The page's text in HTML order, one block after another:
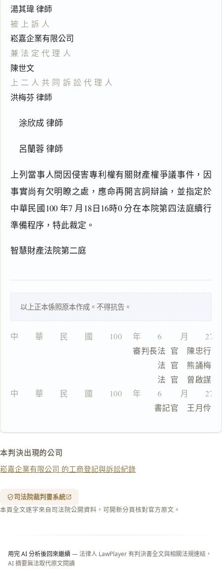
湯其瑋 律師
被上訴人
崧嘉企業有限公司
兼法定代理人
陳世文
上二人共同訴訟代理人
洪梅芬 律師
涂欣成 律師
呂蘭蓉 律師
上列當事人間因侵害專利權有關財產權爭議事件，因
事實尚有欠明瞭之處，應命再開言詞辯論，並指定於
中華民國100 年7 月18日16時0 分在本院第四法庭續行
準備程序，特此裁定。
智慧財產法院第二庭
以上正本係照原本作成。不得抗告。
中　　華　　民　　國　　100　 年　　6　　 月　　27
                          審判長法  官　陳忠行
                                法  官　熊誦梅
                                法  官　曾啟謀
中　　華　　民　　國　　100　 年　　6　　 月　　27
書記官　王月伶
本判決出現的公司
崧嘉企業有限公司 的工商登記與訴訟紀錄
司法院裁判書系統
本頁全文逐字來自司法院公開資料，可開新分頁核對官方原文。
用完 AI 分析後回來繼續— 法律人 LawPlayer 有判決書全文與相關法規連結，
AI 摘要無法取代原文閱讀
鍵
複
製
全
文